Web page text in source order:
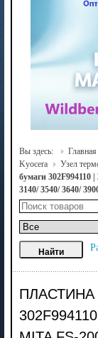
Вы здесь: Главная
Kyocera
Узел
бумаги 302F994110
3140/ 3540/ 3640/